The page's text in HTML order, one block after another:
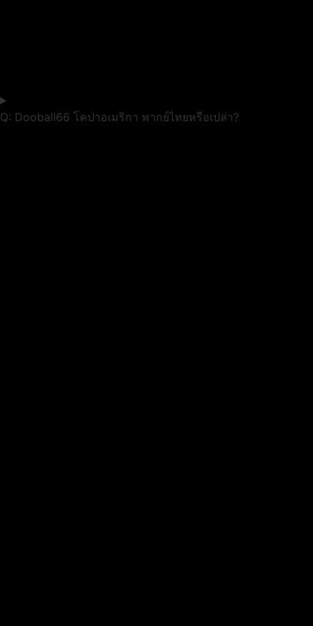
Q: Dooball66 โคปาอเมริกา พากย์ไทยหรือเปล่า?